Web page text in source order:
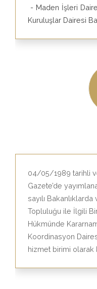
- Maden İşleri
Kuruluşlar Dairesi
04/05/1989 tarihli
Gazete’de
sayılı
Topluluğu ile İlgili
Hükmünde
Koordinasyon
hizmet birimi olarak